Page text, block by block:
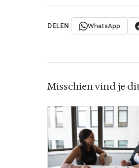
DELEN WhatsApp
Misschien vind je